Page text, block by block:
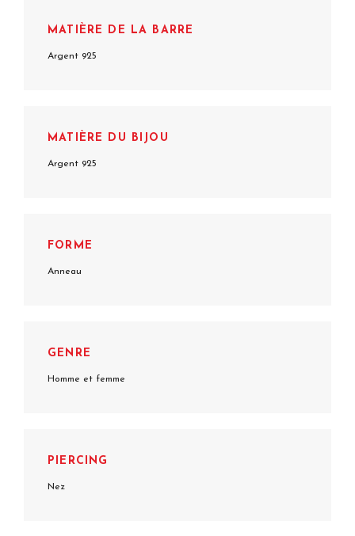
MATIÈRE DE LA BARRE
Argent 925
MATIÈRE DU BIJOU
Argent 925
FORME
Anneau
GENRE
Homme et femme
PIERCING
Nez